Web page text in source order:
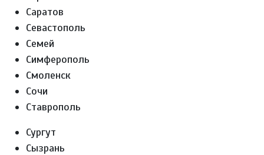
Саратов
Севастополь
Семей
Симферополь
Смоленск
Сочи
Ставрополь
Сургут
Сызрань